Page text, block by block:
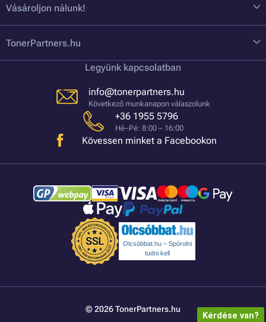
Vásároljon nálunk!
TonerPartners.hu
Legyünk kapcsolatban
info@tonerpartners.hu
Következő munkanapon válaszolunk
+36 1955 5796
Hé–Pé: 8:00 – 16:00
Kövessen minket a Facebookon
Olcsóbbat.hu – Spórolni
tudni kell
© 2026 TonerPartners.hu
Kérdése van?